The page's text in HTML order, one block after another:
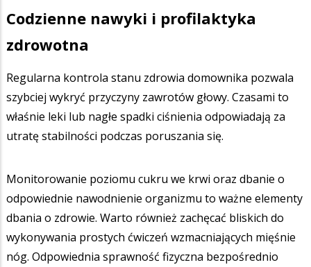
Codzienne nawyki i profilaktyka
zdrowotna
Regularna kontrola stanu zdrowia domownika pozwala
szybciej wykryć przyczyny zawrotów głowy. Czasami to
właśnie leki lub nagłe spadki ciśnienia odpowiadają za
utratę stabilności podczas poruszania się.
Monitorowanie poziomu cukru we krwi oraz dbanie o
odpowiednie nawodnienie organizmu to ważne elementy
dbania o zdrowie. Warto również zachęcać bliskich do
wykonywania prostych ćwiczeń wzmacniających mięśnie
nóg. Odpowiednia sprawność fizyczna bezpośrednio